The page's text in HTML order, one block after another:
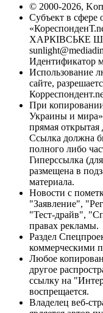
© 2000-2026,
Субъект в сфере
ХАРКІВСЬКЕ
Идентификатор
Использование
сайте,
При
Украины и
прямая открытая
Ссылка должна
полного либо
Гиперссылка
размещена в
материала.
Новости с
"Заявление",
"Тест-драйв",
правах рекламы.
Раздел
коммерческими
Любое
другое
ссылку на
воспрещается.
Владелец веб-